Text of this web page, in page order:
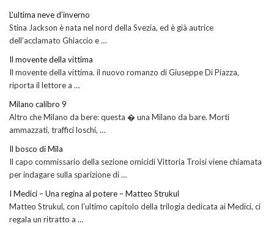
L’ultima neve d’inverno
Stina Jackson è nata nel nord della Svezia, ed è già autrice
dell’acclamato Ghiaccio e …
Il movente della vittima
Il movente della vittima. il nuovo romanzo di Giuseppe Di Piazza,
riporta il lettore a …
Milano calibro 9
Altro che Milano da bere: questa � una Milano da bare. Morti
ammazzati, traffici loschi, …
Il bosco di Mila
Il capo commissario della sezione omicidi Vittoria Troisi viene chiamata
per indagare sulla sparizione di …
I Medici – Una regina al potere – Matteo Strukul
Matteo Strukul, con l’ultimo capitolo della trilogia dedicata ai Medici, ci
regala un ritratto a …